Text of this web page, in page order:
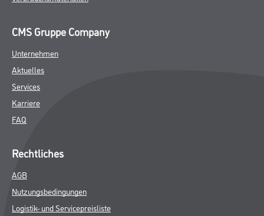
CMS Gruppe Company
Unternehmen
Aktuelles
Services
Karriere
FAQ
Rechtliches
AGB
Nutzungsbedingungen
Logistik- und Servicepreisliste